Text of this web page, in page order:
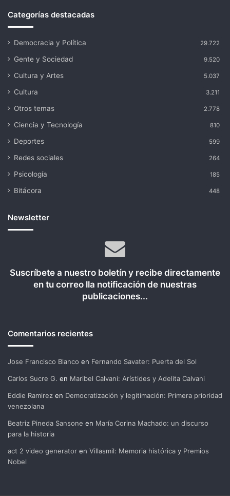
Categorías destacadas
Democracia y Política 29.722
Gente y Sociedad 9.520
Cultura y Artes 5.037
Cultura 3.211
Otros temas 2.778
Ciencia y Tecnología 810
Deportes 599
Redes sociales 264
Psicología 185
Bitácora 448
Newsletter
Suscríbete a nuestro boletín y recibe directamente
en tu correo lla notificación de nuestras
publicaciones...
Comentarios recientes
Jose Francisco Blanco en Fernando Savater: Puerta del Sol
Carlos Sucre G. en Maribel Calvani: Arístides y Adelita Calvani
Eddie Ramirez en Democratización y legitimación: Primera prioridad
venezolana
Beatriz Pineda Sansone en María Corina Machado: un discurso
para la historia
act 2 video generator en Villasmil: Memoria histórica y Premios
Nobel